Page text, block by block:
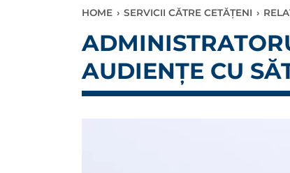
HOME › SERVICII CĂTRE CETĂȚENI ›
AUDIENȚE CU